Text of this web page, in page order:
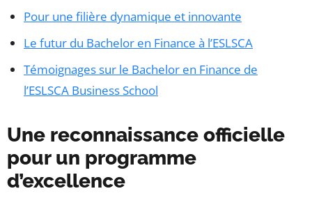
Pour une filière dynamique et innovante
Le futur du Bachelor en Finance à l’ESLSCA
Témoignages sur le Bachelor en Finance de
l’ESLSCA Business School
Une reconnaissance officielle
pour un programme
d’excellence